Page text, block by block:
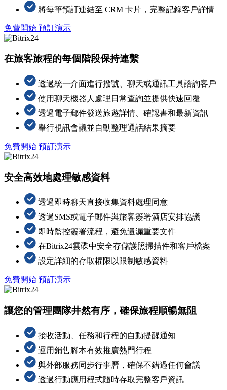
將每筆預訂連結至 CRM 卡片，完整記錄客戶詳情
免費開始 預訂演示
在旅客旅程的每個階段保持連繫
透過統一介面進行撥號、聊天或通訊工具諮詢客戶
使用聊天機器人處理日常查詢並提供快速回覆
透過電子郵件發送旅遊詳情、確認書和最新資訊
舉行視訊會議並自動整理通話結果摘要
免費開始 預訂演示
安全高效地處理敏感資料
透過即時聊天直接收集資料處理同意
透過SMS或電子郵件與旅客簽署酒店安排協議
即時監控簽署流程，避免遺漏重要文件
在Bitrix24雲碟中安全存儲護照掃描件和客戶檔案
設定詳細的存取權限以限制敏感資料
免費開始 預訂演示
讓您的管理團隊井然有序，確保旅程順暢無阻
接收活動、任務和行程的自動提醒通知
運用銷售腳本有效推廣熱門行程
與外部服務同步行事曆，確保不錯過任何會議
透過行動應用程式隨時存取完整客戶資訊